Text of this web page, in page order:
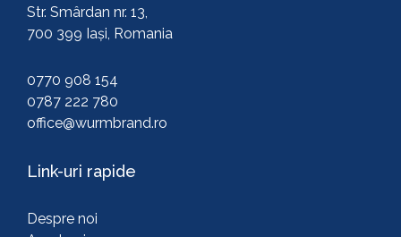
Str. Smârdan nr. 13,
700 399 Iași, Romania
0770 908 154
0787 222 780
office@wurmbrand.ro
Link-uri rapide
Despre noi